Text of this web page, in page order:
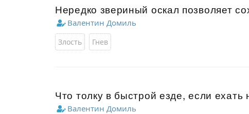
Нередко звериный оскал позволяет
Валентин Домиль
Злость Гнев
Что толку в быстрой езде, если ехать
Валентин Домиль